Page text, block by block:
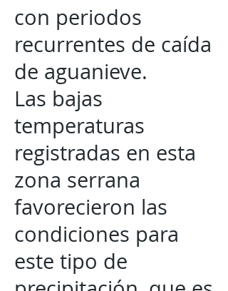
con periodos
recurrentes de caída
de aguanieve.
Las bajas
temperaturas
registradas en esta
zona serrana
favorecieron las
condiciones para
este tipo de